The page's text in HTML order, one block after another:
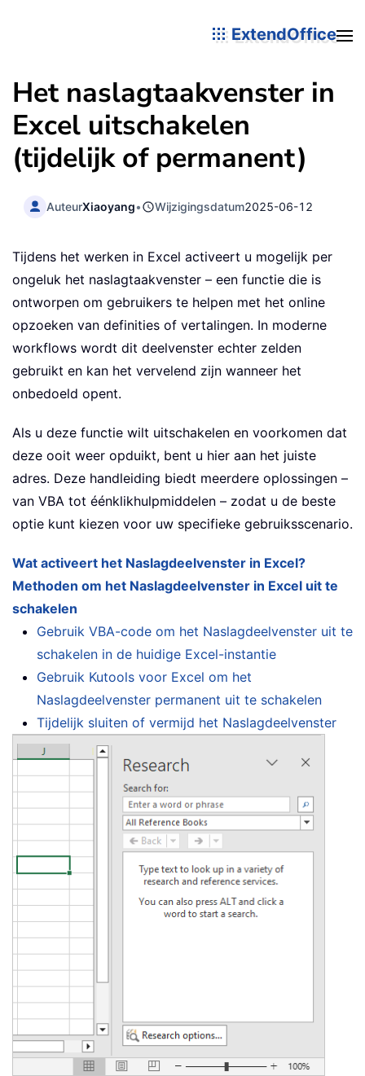
ExtendOffice
Het naslagtaakvenster in
Excel uitschakelen
(tijdelijk of permanent)
AuteurXiaoyang• Wijzigingsdatum2025-06-12
Tijdens het werken in Excel activeert u mogelijk per
ongeluk het naslagtaakvenster – een functie die is
ontworpen om gebruikers te helpen met het online
opzoeken van definities of vertalingen. In moderne
workflows wordt dit deelvenster echter zelden
gebruikt en kan het vervelend zijn wanneer het
onbedoeld opent.
Als u deze functie wilt uitschakelen en voorkomen dat
deze ooit weer opduikt, bent u hier aan het juiste
adres. Deze handleiding biedt meerdere oplossingen –
van VBA tot éénklikhulpmiddelen – zodat u de beste
optie kunt kiezen voor uw specifieke gebruiksscenario.
Wat activeert het Naslagdeelvenster in Excel?
Methoden om het Naslagdeelvenster in Excel uit te
schakelen
Gebruik VBA-code om het Naslagdeelvenster uit te
schakelen in de huidige Excel-instantie
Gebruik Kutools voor Excel om het
Naslagdeelvenster permanent uit te schakelen
Tijdelijk sluiten of vermijd het Naslagdeelvenster